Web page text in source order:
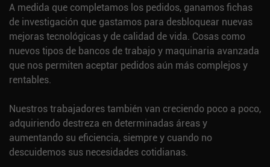
A medida que completamos los pedidos, ganamos fichas
de investigación que gastamos para desbloquear nuevas
mejoras tecnológicas y de calidad de vida. Cosas como
nuevos tipos de bancos de trabajo y maquinaria avanzada
que nos permiten aceptar pedidos aún más complejos y
rentables.
Nuestros trabajadores también van creciendo poco a poco,
adquiriendo destreza en determinadas áreas y
aumentando su eficiencia, siempre y cuando no
descuidemos sus necesidades cotidianas.